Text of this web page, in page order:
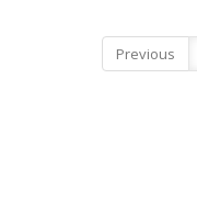
สัญญาณเรื่องอะไรบ้าง
Previous